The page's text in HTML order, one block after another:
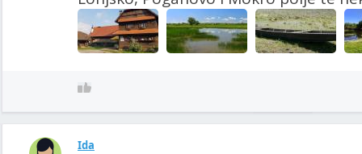
Ida